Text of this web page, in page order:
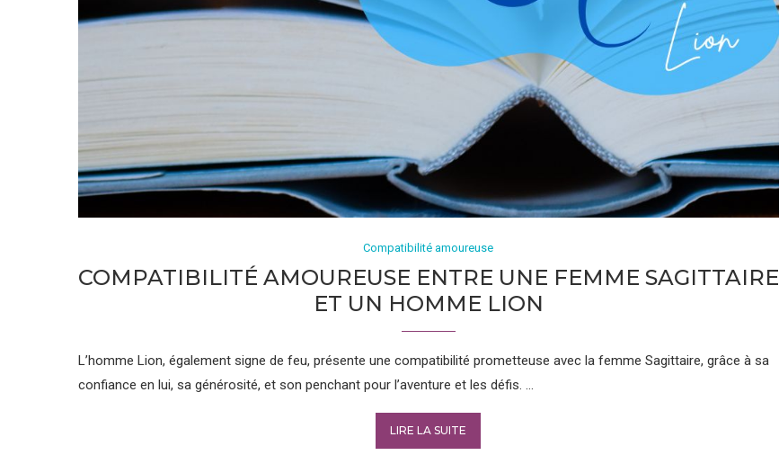
Compatibilité amoureuse
COMPATIBILITÉ AMOUREUSE ENTRE UNE FEMME SAGITTAIRE
ET UN HOMME LION
L’homme Lion, également signe de feu, présente une compatibilité prometteuse avec la femme Sagittaire, grâce à sa
confiance en lui, sa générosité, et son penchant pour l’aventure et les défis. …
LIRE LA SUITE